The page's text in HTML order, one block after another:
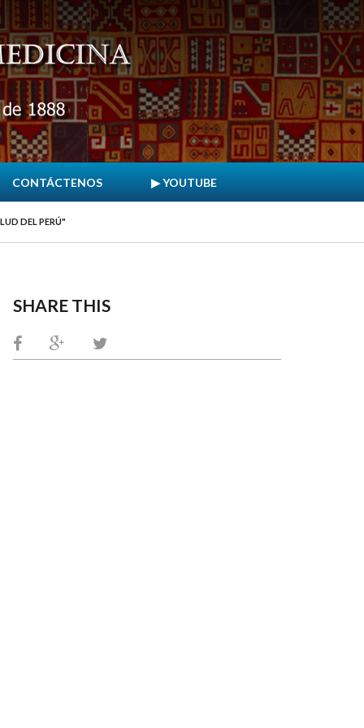
CONTÁCTENOS ▶ YOUTUBE
DEL PERÚ"
SHARE THIS